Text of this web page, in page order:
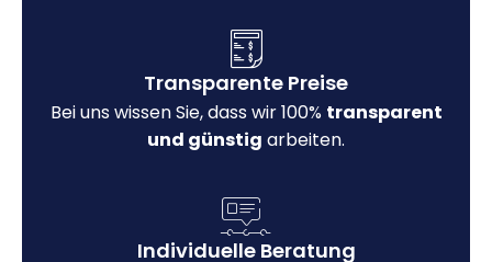
Transparente Preise
Bei uns wissen Sie, dass wir 100% transparent
und günstig arbeiten.
Individuelle Beratung